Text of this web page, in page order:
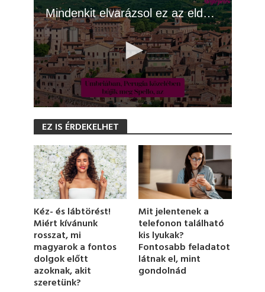
Mindenkit elvarázsol ez az eldugott olasz falu
s
o
n
d
s
o
f
m
i
n
u
t
e
,
7
EZ IS ÉRDEKELHET
Kéz- és lábtörést!
Miért kívánunk
rosszat, mi
magyarok a fontos
dolgok előtt
azoknak, akit
szeretünk?
Mit jelentenek a
telefonon található
kis lyukak?
Fontosabb feladatot
látnak el, mint
gondolnád